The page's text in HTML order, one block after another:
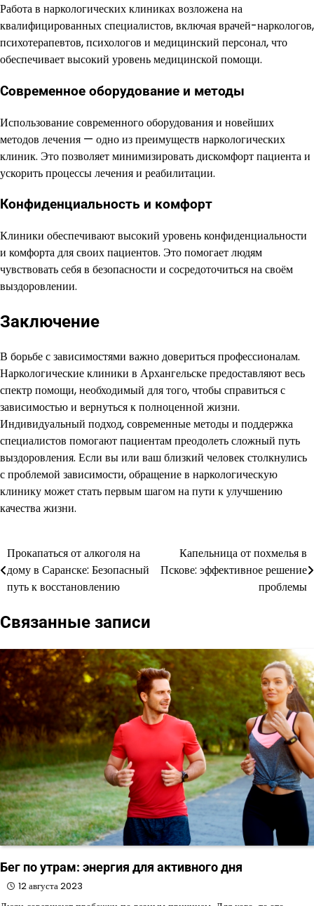
Работа в наркологических клиниках возложена на
квалифицированных специалистов, включая врачей-наркологов,
психотерапевтов, психологов и медицинский персонал, что
обеспечивает высокий уровень медицинской помощи.
Современное оборудование и методы
Использование современного оборудования и новейших
методов лечения — одно из преимуществ наркологических
клиник. Это позволяет минимизировать дискомфорт пациента и
ускорить процессы лечения и реабилитации.
Конфиденциальность и комфорт
Клиники обеспечивают высокий уровень конфиденциальности
и комфорта для своих пациентов. Это помогает людям
чувствовать себя в безопасности и сосредоточиться на своём
выздоровлении.
Заключение
В борьбе с зависимостями важно довериться профессионалам.
Наркологические клиники в Архангельске предоставляют весь
спектр помощи, необходимый для того, чтобы справиться с
зависимостью и вернуться к полноценной жизни.
Индивидуальный подход, современные методы и поддержка
специалистов помогают пациентам преодолеть сложный путь
выздоровления. Если вы или ваш близкий человек столкнулись
с проблемой зависимости, обращение в наркологическую
клинику может стать первым шагом на пути к улучшению
качества жизни.
Навигация
по
Прокапаться от алкоголя на
дому в Саранске: Безопасный
путь к восстановлению
Капельница от похмелья в
Пскове: эффективное решение
проблемы
Связанные записи
Бег по утрам: энергия для активного дня
12 августа 2023